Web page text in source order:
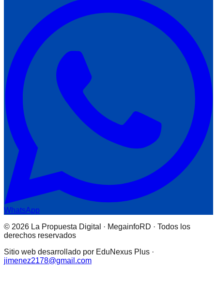
WhatsApp
© 2026 La Propuesta Digital · MegainfoRD · Todos los
derechos reservados
Sitio web desarrollado por EduNexus Plus ·
jimenez2178@gmail.com